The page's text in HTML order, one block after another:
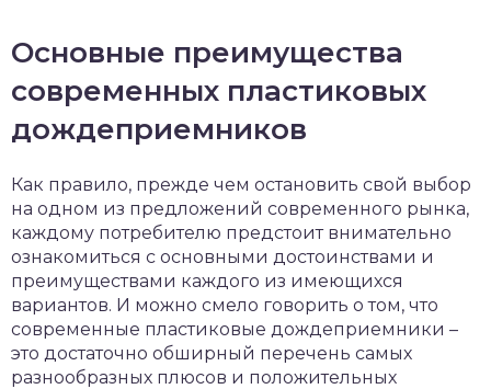
Основные преимущества
современных пластиковых
дождеприемников
Как правило, прежде чем остановить свой выбор
на одном из предложений современного рынка,
каждому потребителю предстоит внимательно
ознакомиться с основными достоинствами и
преимуществами каждого из имеющихся
вариантов. И можно смело говорить о том, что
современные пластиковые дождеприемники –
это достаточно обширный перечень самых
разнообразных плюсов и положительных